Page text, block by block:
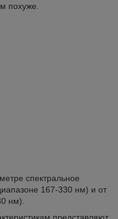
похуже.
спектральное
167-330 нм) и от
нм).
представляют